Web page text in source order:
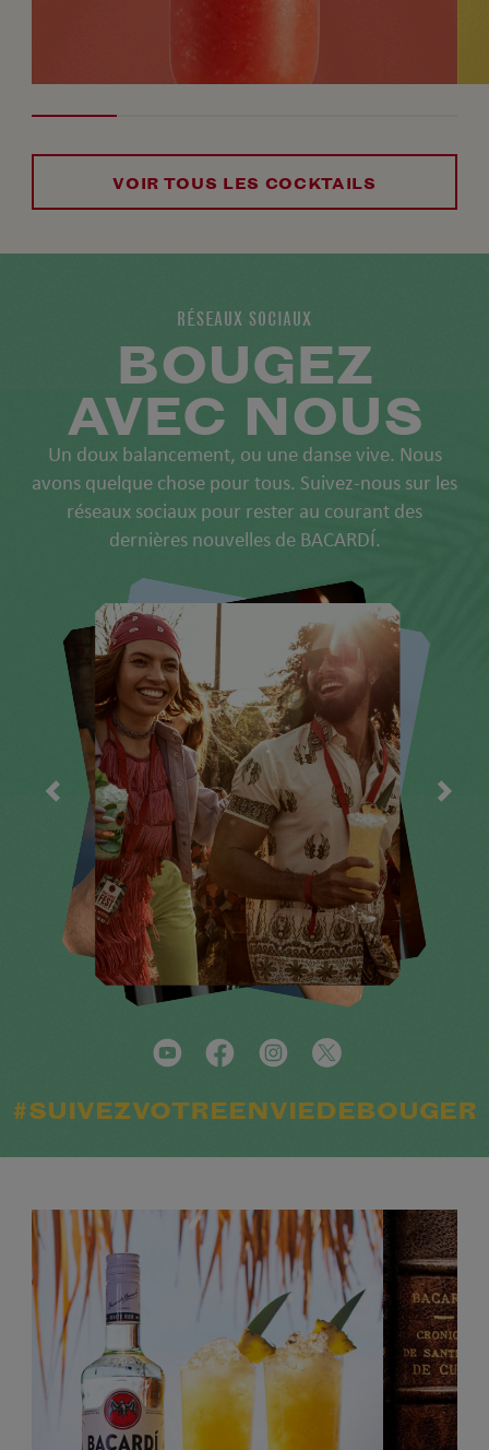
VOIR TOUS LES COCKTAILS
RÉSEAUX SOCIAUX
BOUGEZ
AVEC NOUS
Un doux balancement, ou une danse vive. Nous
avons quelque chose pour tous. Suivez-nous sur les
réseaux sociaux pour rester au courant des
dernières nouvelles de BACARDÍ.
#SUIVEZVOTREENVIEDEBOUGER